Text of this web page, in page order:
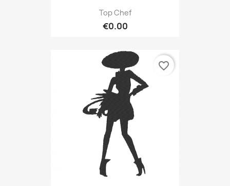
Top Chef
€0.00
favorite_border